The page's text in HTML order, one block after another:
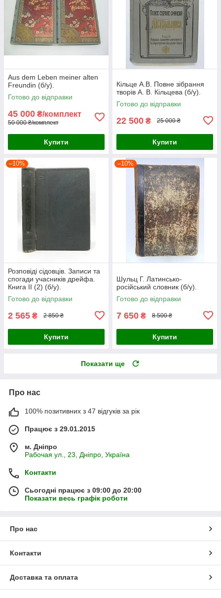
Aus dem Leben meiner alten
Freundin (б/у).
Готово до відправки
45 000 ₴/комплект
50 000 ₴/комплект
Купити
Кільце А.В. Повне зібрання
творів А. В. Кільцева (б/у).
Готово до відправки
22 500 ₴ 25 000 ₴
Купити
–10%
Розповіді сідовців. Записи та
спогади учасників дрейфа.
Книга II (2) (б/у).
Готово до відправки
2 565 ₴ 2 850 ₴
Купити
–10%
Шульц Г. Латинсько-
російський словник (б/у).
Готово до відправки
7 650 ₴ 8 500 ₴
Купити
Показати ще
Про нас
100% позитивних з 47 відгуків за рік
Працює з 29.01.2015
м. Дніпро
Рабочая ул., 23, Дніпро, Україна
Контакти
Сьогодні працює з 09:00 до 20:00
Показати весь графік роботи
Про нас
Контакти
Доставка та оплата